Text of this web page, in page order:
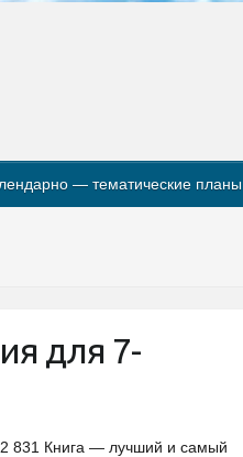
— тематические планы
для 7-
831 Книга — лучший и самый